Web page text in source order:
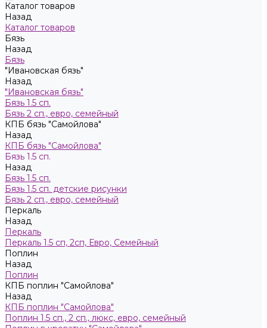
Каталог товаров
Назад
Каталог товаров
Бязь
Назад
Бязь
"Ивановская бязь"
Назад
"Ивановская бязь"
Бязь 1.5 сп.
Бязь 2 сп., евро, семейный
КПБ бязь "Самойлова"
Назад
КПБ бязь "Самойлова"
Бязь 1.5 сп.
Назад
Бязь 1.5 сп.
Бязь 1.5 сп. детские рисунки
Бязь 2 сп., евро, семейный
Пeркaль
Назад
Пeркaль
Перкаль 1.5 сп, 2сп, Евро, Семейный
Поплин
Назад
Поплин
КПБ поплин "Самойлова"
Назад
КПБ поплин "Самойлова"
Поплин 1.5 сп., 2 сп., люкс, евро, семейный